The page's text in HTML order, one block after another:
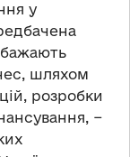
у
бажають
шляхом
розробки
−